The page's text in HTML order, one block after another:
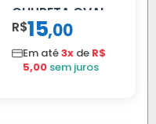
CHUPETA OVAL
R$15,00
Em até3x de R$
5,00 sem juros